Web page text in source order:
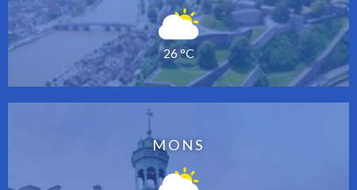
26 °C
MONS